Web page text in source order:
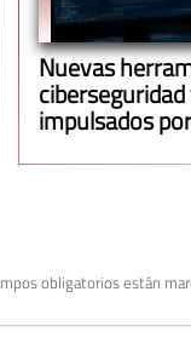
Nuevas
impulsados
obligatorios están